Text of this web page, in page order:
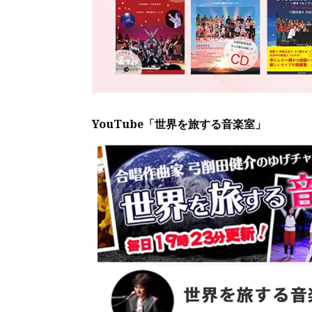
YouTube「世界を旅する音楽室」